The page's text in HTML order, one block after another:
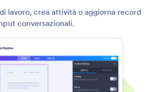
lavoro, crea attività o aggiorna record
conversazionali.